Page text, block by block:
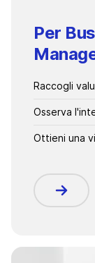
Per
Raccogli
Osserva
Ottieni una